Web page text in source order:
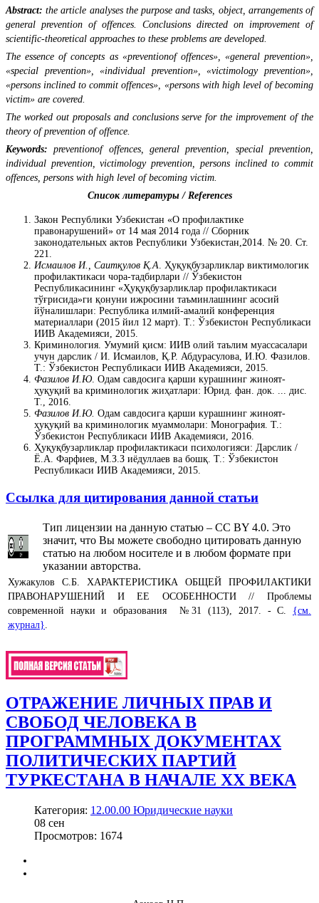
Abstract:the article analyses the purpose and tasks, object, arrangements of
general prevention of offences. Conclusions directed on improvement of
scientific-theoretical approaches to these problems are developed.
The essence of concepts as «preventionof offences», «general prevention»,
«special prevention», «individual prevention», «victimology prevention»,
«persons inclined to commit offences», «persons with high level of becoming
victim» are covered.
The worked out proposals and conclusions serve for the improvement of the
theory of prevention of offence.
Keywords:preventionof offences, general prevention, special prevention,
individual prevention, victimology prevention, persons inclined to commit
offences, persons with high level of becoming victim.
Список литературы / References
Закон Республики Узбекистан «О профилактике
правонарушений» от 14 мая 2014 года // Сборник
законодательных актов Республики Узбекистан,2014. № 20. Ст.
221.
Исмаилов И., Саитқулов Қ.А. Ҳуқуқбузарликлар виктимологик
профилактикаси чора-тадбирлари // Ўзбекистон
Республикасининг «Ҳуқуқбузарликлар профилактикаси
тўғрисида»ги қонуни ижросини таъминлашнинг асосий
йўналишлари: Республика илмий-амалий конференция
материаллари (2015 йил 12 март). Т.: Ўзбекистон Республикаси
ИИВ Академияси, 2015.
Криминология. Умумий қисм: ИИВ олий таълим муассасалари
учун дарслик / И. Исмаилов, Қ.Р. Абдурасулова, И.Ю. Фазилов.
Т.: Ўзбекистон Республикаси ИИВ Академияси, 2015.
Фазилов И.Ю. Одам савдосига қарши курашнинг жиноят-
ҳуқуқий ва криминологик жиҳатлари: Юрид. фан. док. ... дис.
Т., 2016.
Фазилов И.Ю. Одам савдосига қарши курашнинг жиноят-
ҳуқуқий ва криминологик муаммолари: Монография. Т.:
Ўзбекистон Республикаси ИИВ Академияси, 2016.
Ҳуқуқбузарликлар профилактикаси психологияси: Дарслик /
Ё.А. Фарфиев, М.З.З иёдуллаев ва бошқ. Т.: Ўзбекистон
Республикаси ИИВ Академияси, 2015.
Ссылка для цитирования данной статьи
Тип лицензии на данную статью – CC BY 4.0. Это
значит, что Вы можете свободно цитировать данную
статью на любом носителе и в любом формате при
указании авторства.
Хужакулов С.Б. ХАРАКТЕРИСТИКА ОБЩЕЙ ПРОФИЛАКТИКИ
ПРАВОНАРУШЕНИЙ И ЕЕ ОСОБЕННОСТИ // Проблемы
современной науки и образования №31 (113), 2017. - С. {см.
журнал}
ОТРАЖЕНИЕ ЛИЧНЫХ ПРАВ И
СВОБОД ЧЕЛОВЕКА В
ПРОГРАММНЫХ ДОКУМЕНТАХ
ПОЛИТИЧЕСКИХ ПАРТИЙ
ТУРКЕСТАНА В НАЧАЛЕ ХХ ВЕКА
Категория: 12.00.00 Юридические науки
08 сен
Просмотров: 1674